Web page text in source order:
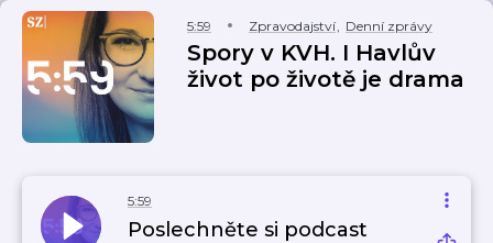
5:59 Zpravodajství, Denní zprávy
Spory v KVH. I Havlův
život po životě je drama
5:59
Poslechněte si podcast